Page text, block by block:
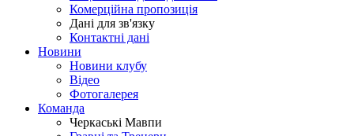
Комерційна пропозиція
Дані для зв'язку
Контактні дані
Новини
Новини клубу
Відео
Фотогалерея
Команда
Черкаські Мавпи